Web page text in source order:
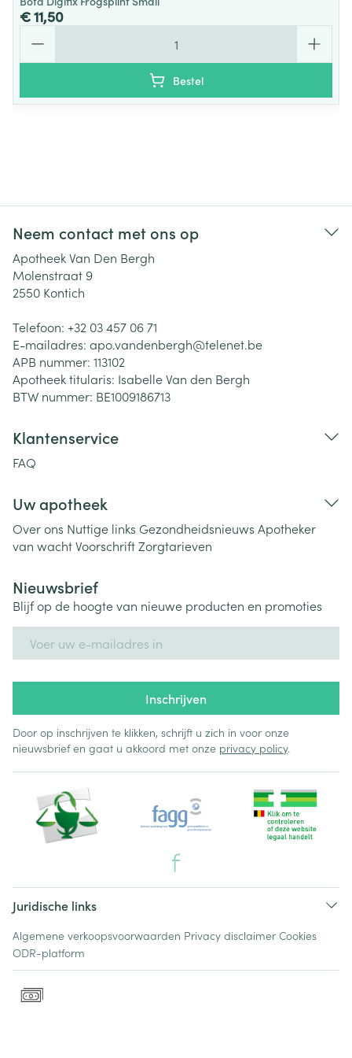
€ 11,50
Bestel
Neem contact met ons op
Apotheek Van Den Bergh
Molenstraat 9
2550 Kontich
Telefoon: +32 03 457 06 71
E-mailadres: apo.vandenbergh@telenet.be
APB nummer: 113102
Apotheek titularis: Isabelle Van den Bergh
BTW nummer: BE1009186713
Klantenservice
FAQ
Uw apotheek
Over ons Nuttige links Gezondheidsnieuws Apotheker
van wachtVoorschriftZorgtarieven
Nieuwsbrief
Blijf op de hoogte van nieuwe producten en promoties
Inschrijven
Door op inschrijven te klikken, schrijft u zich in voor onze
nieuwsbrief en gaat u akkoord met onze privacy policy.
Juridische links
Algemene verkoopsvoorwaarden Privacy disclaimer Cookies
ODR-platform